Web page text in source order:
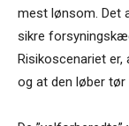
mest lønsom. Det
sikre
Risikoscenariet er,
og at den løber